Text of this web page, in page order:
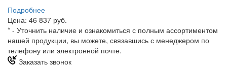
Подробнее
Цена: 46 837 руб.
* - Уточнить наличие и ознакомиться с полным ассортиментом
нашей продукции, вы можете, связавшись с менеджером по
телефону или электронной почте.
Заказать звонок